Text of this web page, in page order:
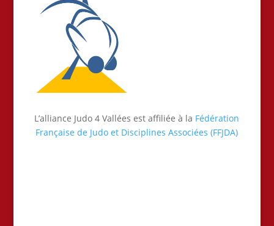
L’alliance Judo 4 Vallées est affiliée à la Fédération
Française de Judo et Disciplines Associées (FFJDA)